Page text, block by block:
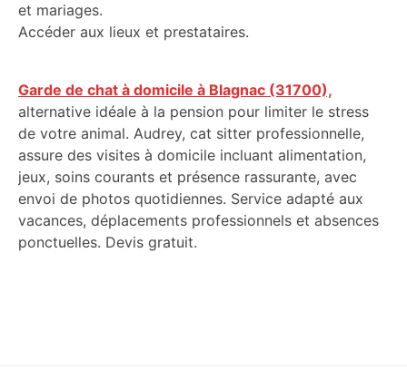
et mariages.
Accéder aux lieux et prestataires.
Garde de chat à domicile à Blagnac (31700),
alternative idéale à la pension pour limiter le stress
de votre animal. Audrey, cat sitter professionnelle,
assure des visites à domicile incluant alimentation,
jeux, soins courants et présence rassurante, avec
envoi de photos quotidiennes. Service adapté aux
vacances, déplacements professionnels et absences
ponctuelles. Devis gratuit.